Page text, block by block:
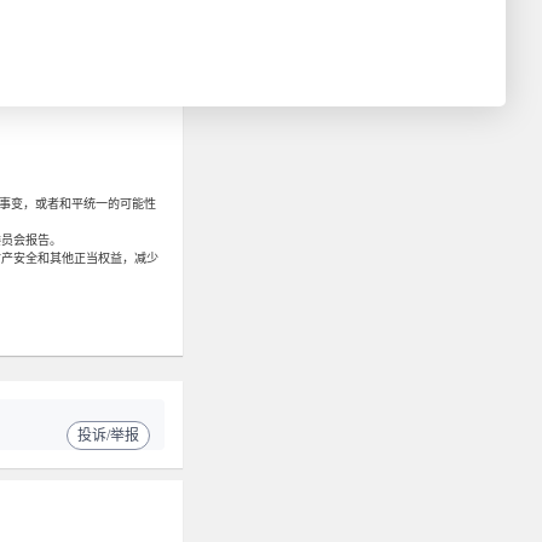
变，或者和平统一的可能性
会报告。
安全和其他正当权益，减少
投诉/举报